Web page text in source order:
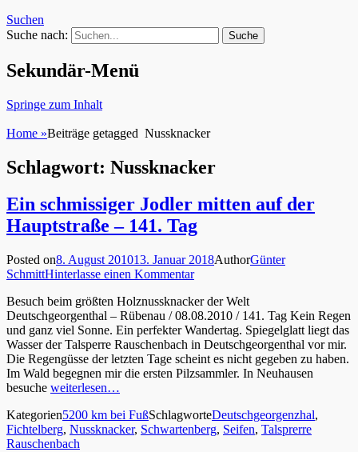
Suchen
Suche nach:
Sekundär-Menü
Springe zum Inhalt
Home »Beiträge getagged Nussknacker
Schlagwort: Nussknacker
Ein schmissiger Jodler mitten auf der
Hauptstraße – 141. Tag
Posted on8. August 201013. Januar 2018AuthorGünter
SchmittHinterlasse einen Kommentar
Besuch beim größten Holznussknacker der Welt
Deutschgeorgenthal – Rübenau / 08.08.2010 / 141. Tag Kein Regen
und ganz viel Sonne. Ein perfekter Wandertag. Spiegelglatt liegt das
Wasser der Talsperre Rauschenbach in Deutschgeorgenthal vor mir.
Die Regengüsse der letzten Tage scheint es nicht gegeben zu haben.
Im Wald begegnen mir die ersten Pilzsammler. In Neuhausen
besuche weiterlesen…
Kategorien5200 km bei FußSchlagworteDeutschgeorgenzhal,
Fichtelberg, Nussknacker, Schwartenberg, Seifen, Talsprerre
Rauschenbach